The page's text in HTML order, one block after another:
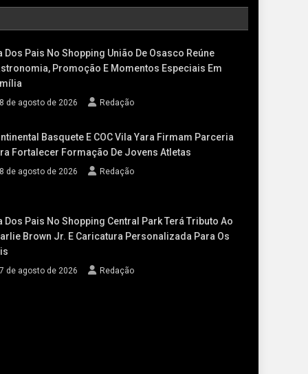
Dos Pais No Shopping União De Osasco Reúne
Promoção E Momentos Especiais Em
de agosto de 2026 Redação
Basquete E COC Vila Yara Firmam Parceria
Fortalecer Formação De Jovens Atletas
de agosto de 2026 Redação
Dos Pais No Shopping Central Park Terá Tributo Ao
Brown Jr. E Caricatura Personalizada Para Os
de agosto de 2026 Redação